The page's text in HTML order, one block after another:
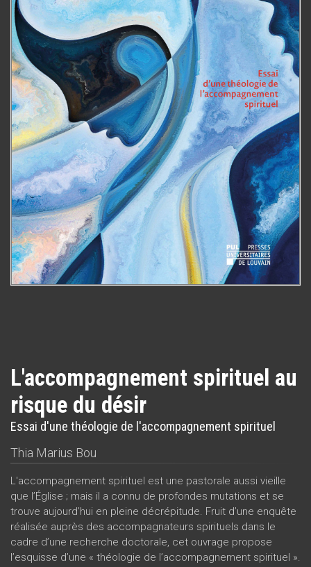
L'accompagnement spirituel au
risque du désir
Essai d'une théologie de l'accompagnement spirituel
Thia Marius Bou
L'accompagnement spirituel est une pastorale aussi vieille
que l’Église ; mais il a connu de profondes mutations et se
trouve aujourd’hui en pleine décrépitude. Fruit d’une enquête
réalisée auprès des accompagnateurs spirituels dans le
cadre d’une recherche doctorale, cet ouvrage propose
l’esquisse d’une « théologie de l’accompagnement spirituel ».